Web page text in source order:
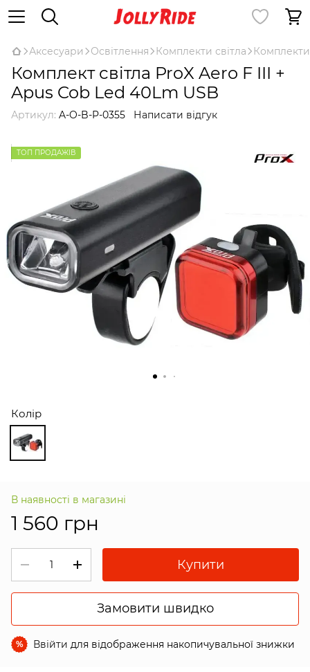
Аксесуари Освітлення Комплекти світла Комплекти
Комплект світла ProX Aero F III +
Apus Cob Led 40Lm USB
Артикул: A-O-B-P-0355 Написати відгук
ТОП ПРОДАЖІВ
Колір
В наявності в магазині
1 560 грн
Купити
Замовити швидко
% Ввійти для відображення накопичувальної знижки